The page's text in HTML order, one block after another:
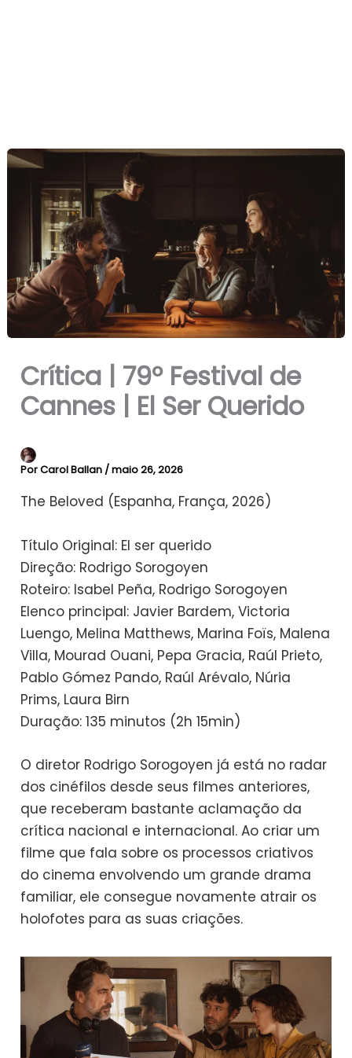
Crítica | 79º Festival de
Cannes | El Ser Querido
PorCarol Ballan /maio 26, 2026
The Beloved (Espanha, França, 2026)
Título Original: El ser querido
Direção: Rodrigo Sorogoyen
Roteiro: Isabel Peña, Rodrigo Sorogoyen
Elenco principal: Javier Bardem, Victoria
Luengo, Melina Matthews, Marina Foïs, Malena
Villa, Mourad Ouani, Pepa Gracia, Raúl Prieto,
Pablo Gómez Pando, Raúl Arévalo, Núria
Prims, Laura Birn
Duração: 135 minutos (2h 15min)
O diretor Rodrigo Sorogoyen já está no radar
dos cinéfilos desde seus filmes anteriores,
que receberam bastante aclamação da
crítica nacional e internacional. Ao criar um
filme que fala sobre os processos criativos
do cinema envolvendo um grande drama
familiar, ele consegue novamente atrair os
holofotes para as suas criações.